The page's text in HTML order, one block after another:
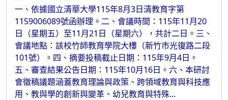
一、依據國立清華大學115年8月3日清教育字第
1159006089號函辦理。二、會議時間：115年11月20
日（星期五）至11月21日（星期六），共計二日。三、
會議地點：該校竹師教育學院大樓（新竹市光復路二段
101號）。四、摘要投稿截止日期：115年9月4日。
五、審查結果公告日期：115年10月16日。六、本研討
會徵稿議題涵蓋教育理論與政策、跨領域教育與科技應
用、教與學的創新與變革、幼兒教育與特殊...